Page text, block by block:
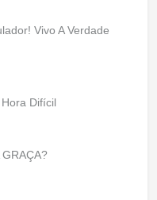
Vivo A Verdade
Difícil